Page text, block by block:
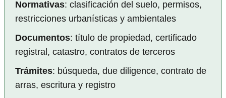
Normativas: clasificación del suelo, permisos,
restricciones urbanísticas y ambientales
Documentos: título de propiedad, certificado
registral, catastro, contratos de terceros
Trámites: búsqueda, due diligence, contrato de
arras, escritura y registro